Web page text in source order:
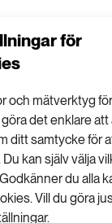
för
och mätverktyg
det enklare att
ditt samtycke för
kan själv välja
du alla
Vill du göra
och de nya